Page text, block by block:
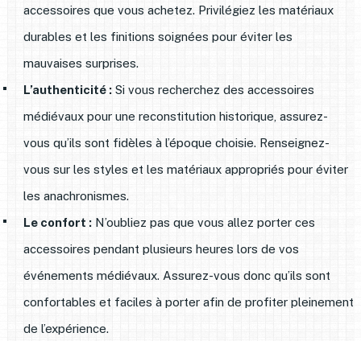
accessoires que vous achetez. Privilégiez les matériaux
durables et les finitions soignées pour éviter les
mauvaises surprises.
L’authenticité :Si vous recherchez des accessoires
médiévaux pour une reconstitution historique, assurez-
vous qu’ils sont fidèles à l’époque choisie. Renseignez-
vous sur les styles et les matériaux appropriés pour éviter
les anachronismes.
Le confort :N’oubliez pas que vous allez porter ces
accessoires pendant plusieurs heures lors de vos
événements médiévaux. Assurez-vous donc qu’ils sont
confortables et faciles à porter afin de profiter pleinement
de l’expérience.